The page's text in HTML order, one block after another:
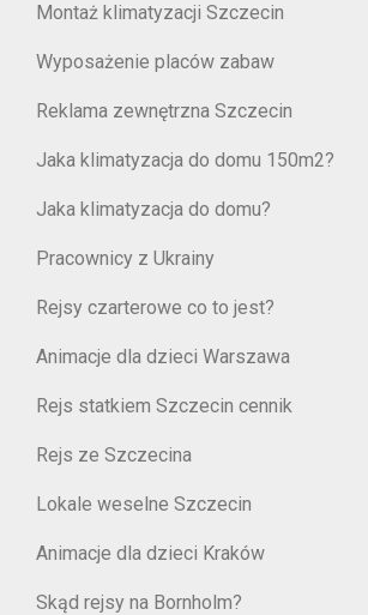
Montaż klimatyzacji Szczecin
Wyposażenie placów zabaw
Reklama zewnętrzna Szczecin
Jaka klimatyzacja do domu 150m2?
Jaka klimatyzacja do domu?
Pracownicy z Ukrainy
Rejsy czarterowe co to jest?
Animacje dla dzieci Warszawa
Rejs statkiem Szczecin cennik
Rejs ze Szczecina
Lokale weselne Szczecin
Animacje dla dzieci Kraków
Skąd rejsy na Bornholm?